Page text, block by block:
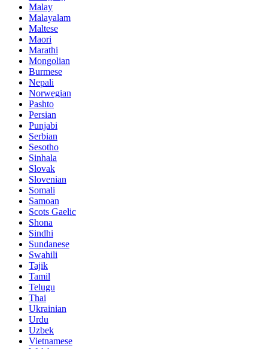
Malay
Malayalam
Maltese
Maori
Marathi
Mongolian
Burmese
Nepali
Norwegian
Pashto
Persian
Punjabi
Serbian
Sesotho
Sinhala
Slovak
Slovenian
Somali
Samoan
Scots Gaelic
Shona
Sindhi
Sundanese
Swahili
Tajik
Tamil
Telugu
Thai
Ukrainian
Urdu
Uzbek
Vietnamese